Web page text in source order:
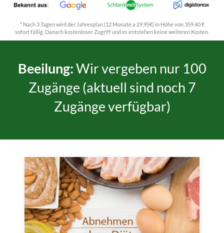
* Nach 3 Tagen wird der Jahresplan (12 Monate a 29,95€) in Höhe von 359,40 €
sofort fällig. Danach kostenloser Zugriff und es entstehen keine weiteren Kosten.
Beeilung:Wir vergeben nur 100
Zugänge (aktuell sind noch 7
Zugänge verfügbar)